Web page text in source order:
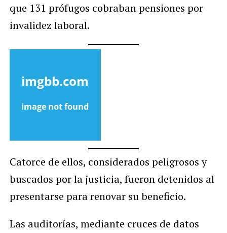
que 131 prófugos cobraban pensiones por
invalidez laboral.
Catorce de ellos, considerados peligrosos y
buscados por la justicia, fueron detenidos al
presentarse para renovar su beneficio.
Las auditorías, mediante cruces de datos